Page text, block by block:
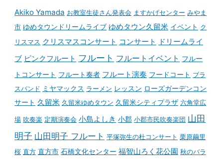
Akiko Yamada お教室生徒さん発表会 ますかげセンター みやま
市 ゆめタウンドリームライブ ゆめタウン久留米 イベント ク
リスマス クリスマスコンサート コンサート
ドリームライ
ブ ピンクフルート フルート フルートイベント フルー
トコンサート フルート奏者 フルート演奏 フードコート ブラ
スバンド ミヤマックス ラーメン レッスン ローズガーデンコン
サート 久留米 久留米ゆめタウン 久留米シティプラザ 六角堂広
場 吹奏楽 定期演奏会 小島よしき 小郡 小郡市民吹奏楽団 山田
明子 山田明子 フルート 平塚弥生の杜コンサート 栗原繭里
桜 直方 直方市 石橋文化センター 福智山ろく花公園 秋のバラ